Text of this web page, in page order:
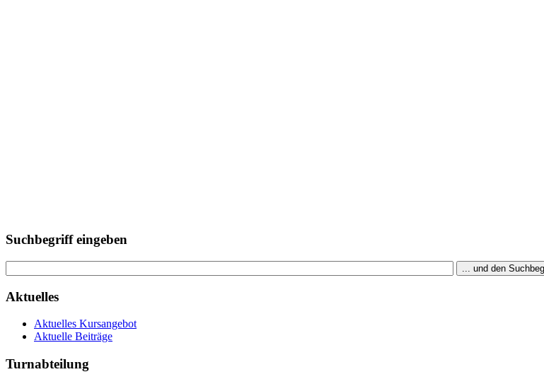
Suchbegriff eingeben
Aktuelles
Aktuelles Kursangebot
Aktuelle Beiträge
Turnabteilung